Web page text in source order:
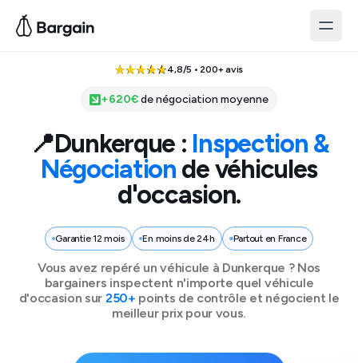
4,8/5 • 200+ avis
+620€de négociation moyenne
📍Dunkerque : Inspection &
Négociation de véhicules
d'occasion.
Garantie 12 mois En moins de 24h Partout en France
Vous avez repéré un véhicule à Dunkerque ? Nos
bargainers inspectent n'importe quel véhicule
d'occasion sur 250+ points de contrôle et négocient le
meilleur prix pour vous.